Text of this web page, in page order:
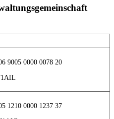
9005 0000 0078 20
1210 0000 1237 37